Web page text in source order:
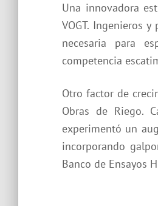
Una innovadora
VOGT. Ingenieros
necesaria para
competencia
Otro factor de
Obras de Riego.
experimentó un
incorporando
Banco de Ensayos